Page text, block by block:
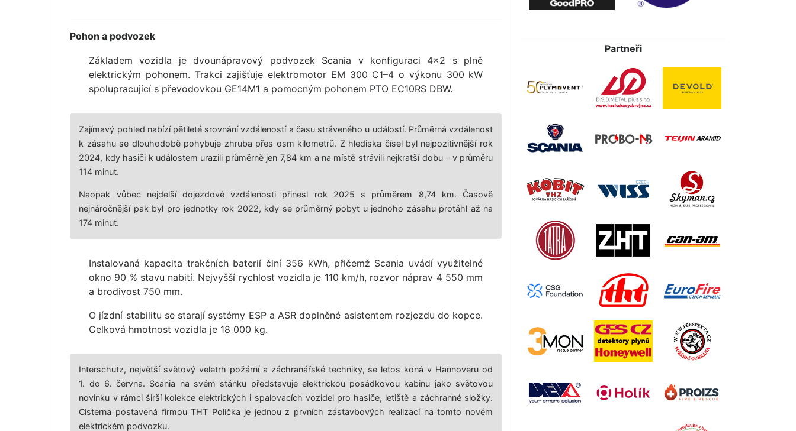
Pohon a podvozek
Základem vozidla je dvounápravový podvozek Scania v konfiguraci 4×2 s plně
elektrickým pohonem. Trakci zajišťuje elektromotor EM 300 C1–4 o výkonu 300 kW
spolupracující s převodovkou GE14M1 a pomocným pohonem PTO EC10RS DBW.
Zajímavý pohled nabízí pětileté srovnání vzdáleností a času stráveného u událostí. Průměrná vzdálenost
k zásahu se dlouhodobě pohybuje zhruba přes osm kilometrů. Z hlediska čísel byl nejpozitivnější rok
2024, kdy hasiči k událostem urazili průměrně jen 7,84 km a na místě strávili nejkratší dobu – v průměru
114 minut.
Naopak vůbec nejdelší dojezdové vzdálenosti přinesl rok 2025 s průměrem 8,74 km. Časově
nejnáročnější pak byl pro jednotky rok 2022, kdy se průměrný pobyt u jednoho zásahu protáhl až na
174 minut.
Instalovaná kapacita trakčních baterií činí 356 kWh, přičemž Scania uvádí využitelné
okno 90 % stavu nabití. Nejvyšší rychlost vozidla je 110 km/h, rozvor náprav 4 550 mm
a brodivost 750 mm.
O jízdní stabilitu se starají systémy ESP a ASR doplněné asistentem rozjezdu do kopce.
Celková hmotnost vozidla je 18 000 kg.
Interschutz, největší světový veletrh požární a záchranářské techniky, se letos koná v Hannoveru od
1. do 6. června. Scania na svém stánku představuje elektrickou posádkovou kabinu jako světovou
novinku v rámci širší kolekce elektrických i spalovacích vozidel pro hasiče, letiště a záchranné složky.
Cisterna postavená firmou THT Polička je jednou z prvních zástavbových realizací na tomto novém
elektrickém podvozku.
Partneři